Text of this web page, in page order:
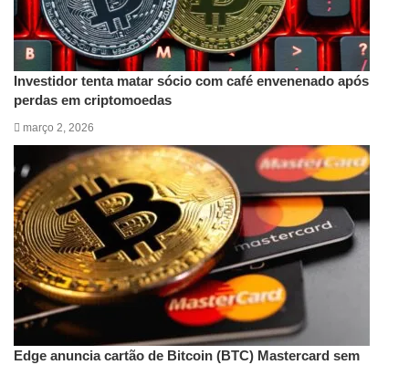
Investidor tenta matar sócio com café envenenado após
perdas em criptomoedas
março 2, 2026
Edge anuncia cartão de Bitcoin (BTC) Mastercard sem